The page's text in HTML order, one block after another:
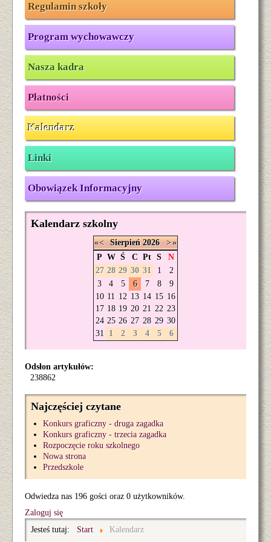
Regulamin szkoły
Program wychowawczy
Nasza kadra
Płatności
Kalendarz
Linki
Obowiązek Informacyjny
Kalendarz szkolny
«< Sierpień 2026 >»
P W Ś C Pt S
N
27 28 29 30 31 1
2
3
4 5 6 7 8
9
10 11 12 13 14 15 16
17 18 19 20 21 22 23
24 25 26 27 28 29 30
31
1 2 3 4 5 6
Odsłon artykułów:
238862
Najczęściej czytane
Konkurs graficzny - druga zagadka
Konkurs graficzny - trzecia zagadka
Rozpoczęcie roku szkolnego
Nowa strona
Przedszkole
Odwiedza nas 196 gości oraz 0 użytkowników.
Zaloguj się
Jesteś tutaj:
Start Kalendarz